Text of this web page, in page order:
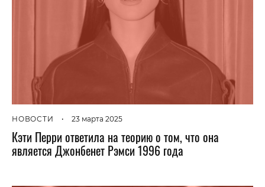
НОВОСТИ • 23 марта 2025
Кэти Перри ответила на теорию о том, что она
является Джонбенет Рэмси 1996 года